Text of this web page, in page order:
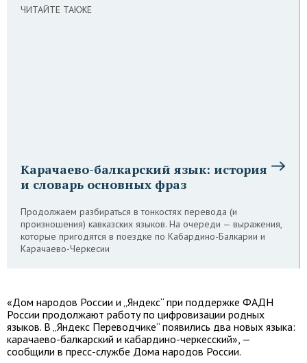
ЧИТАЙТЕ ТАКЖЕ
Карачаево-балкарский язык: история
и словарь основных фраз
Продолжаем разбираться в тонкостях перевода (и
произношения) кавказских языков. На очереди — выражения,
которые пригодятся в поездке по Кабардино-Балкарии и
Карачаево-Черкесии
«Дом народов России и „Яндекс“ при поддержке ФАДН
России продолжают работу по цифровизации родных
языков. В „Яндекс Переводчике“ появились два новых языка:
карачаево-балкарский и кабардино-черкесский», —
сообщили в пресс-службе Дома народов России.